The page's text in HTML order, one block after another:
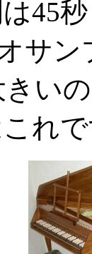
45
サ
い
れで